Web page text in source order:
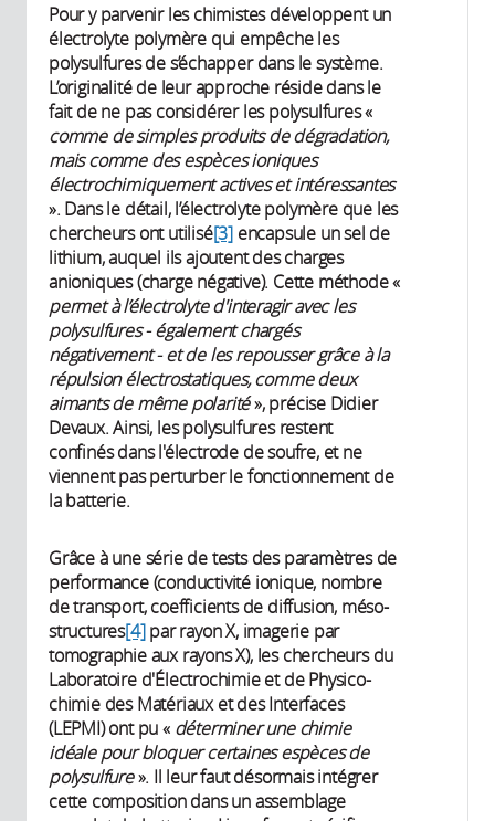
Pour y parvenir les chimistes développent un
électrolyte polymère qui empêche les
polysulfures de s’échapper dans le système.
L’originalité de leur approche réside dans le
fait de ne pas considérer les polysulfures «
comme de simples produits de dégradation,
mais comme des espèces ioniques
électrochimiquement actives et intéressantes
». Dans le détail, l’électrolyte polymère que les
chercheurs ont utilisé[3] encapsule un sel de
lithium, auquel ils ajoutent des charges
anioniques (charge négative). Cette méthode «
permet à l’électrolyte d'interagir avec les
polysulfures - également chargés
négativement - et de les repousser grâce à la
répulsion électrostatiques, comme deux
aimants de même polarité», précise Didier
Devaux. Ainsi, les polysulfures restent
confinés dans l'électrode de soufre, et ne
viennent pas perturber le fonctionnement de
la batterie.
Grâce à une série de tests des paramètres de
performance (conductivité ionique, nombre
de transport, coefficients de diffusion, méso-
structures[4]par rayon X, imagerie par
tomographie aux rayons X), les chercheurs du
Laboratoire d'Électrochimie et de Physico-
chimie des Matériaux et des Interfaces
(LEPMI) ont pu « déterminer une chimie
idéale pour bloquer certaines espèces de
polysulfure». Il leur faut désormais intégrer
cette composition dans un assemblage